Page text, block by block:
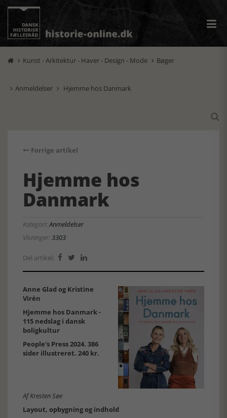
 Kunst - Arkitektur - Haver - Design - Mode  Bøger
 Anmeldelser  Hjemme hos Danmark

Forrige artikel
Hjemme hos
Danmark
Kategori:Anmeldelser
Visninger:3303
Del artikel:   
Anne Glad og Kristine
Virén
Hjemme hos Danmark -
115 nedslag i dansk
boligkultur
People's Press 2024. 386
sider illustreret. 240 kr.
Af Kresten Søe
Layout, opbygning og indhold